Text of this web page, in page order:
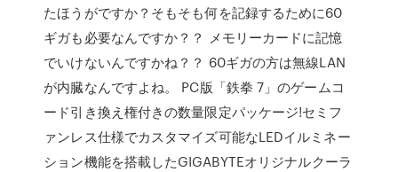
たほうがですか？そもそも何を記録するために60
ギガも必要なんですか？？ メモリーカードに記憶
でいけないんですかね？？ 60ギガの方は無線LAN
が内臓なんですよね。 PC版「鉄拳 7」のゲームコ
ード引き換え権付きの数量限定パッケージ!セミフ
ァンレス仕様でカスタマイズ可能なLEDイルミネー
ション機能を搭載したGIGABYTEオリジナルクーラ